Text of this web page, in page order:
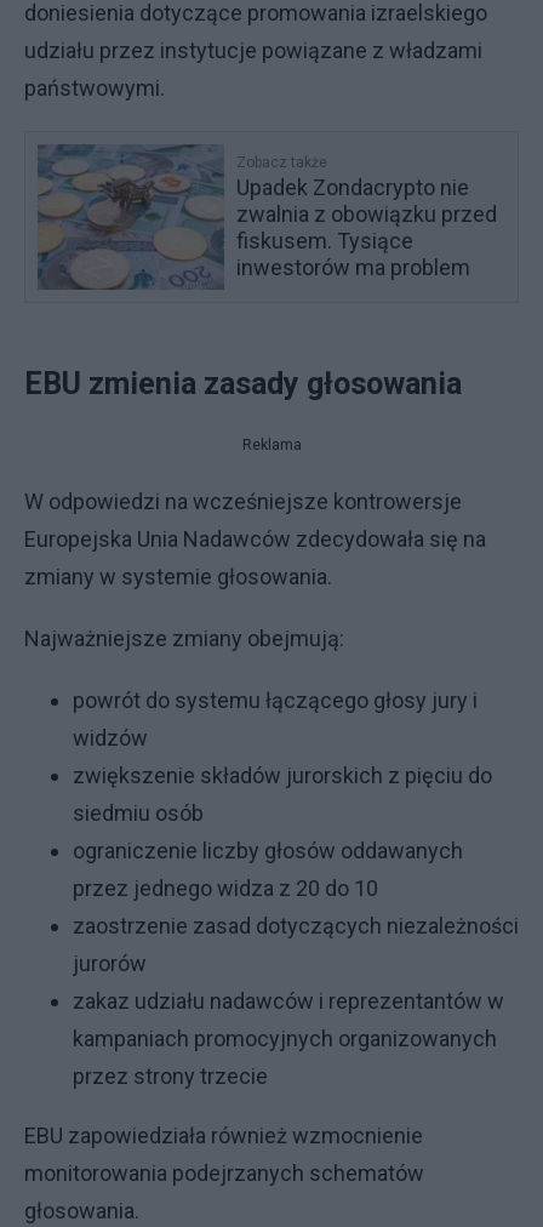
doniesienia dotyczące promowania izraelskiego
udziału przez instytucje powiązane z władzami
państwowymi.
Zobacz także
Upadek Zondacrypto nie
zwalnia z obowiązku przed
fiskusem. Tysiące
inwestorów ma problem
EBU zmienia zasady głosowania
Reklama
W odpowiedzi na wcześniejsze kontrowersje
Europejska Unia Nadawców zdecydowała się na
zmiany w systemie głosowania.
Najważniejsze zmiany obejmują:
powrót do systemu łączącego głosy jury i
widzów
zwiększenie składów jurorskich z pięciu do
siedmiu osób
ograniczenie liczby głosów oddawanych
przez jednego widza z 20 do 10
zaostrzenie zasad dotyczących niezależności
jurorów
zakaz udziału nadawców i reprezentantów w
kampaniach promocyjnych organizowanych
przez strony trzecie
EBU zapowiedziała również wzmocnienie
monitorowania podejrzanych schematów
głosowania.